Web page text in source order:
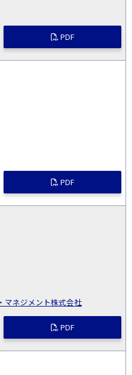
PDF
PDF
マネジメント株式会社
PDF